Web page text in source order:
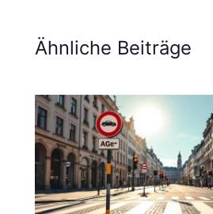
Ähnliche Beiträge